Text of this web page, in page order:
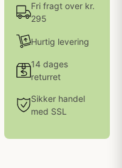
Fri fragt over kr.
295
Hurtig levering
14 dages
returret
Sikker handel
med SSL